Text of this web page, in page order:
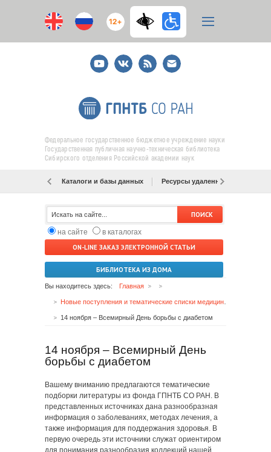
12+
YoutubeВКонтакте
RSS
E-
mail
подписка
Федеральное государственное бюджетное учреждение науки
Государственная публичная научно-техническая библиотека
Сибирского отделения Российской академии наук
Каталоги и базы данных Ресурсы удаленного доступа
на сайте
в каталогах
ON-LINE ЗАКАЗ ЭЛЕКТРОННОЙ СТАТЬИ
БИБЛИОТЕКА ИЗ ДОМА
Вы находитесь здесь: Главная
14 ноября – Всемирный День борьбы с диабетом
14 ноября – Всемирный День
борьбы с диабетом
Вашему вниманию предлагаются тематические
подборки литературы из фонда ГПНТБ СО РАН. В
представленных источниках дана разнообразная
информация о заболеваниях, методах лечения, а
также информация для поддержания здоровья. В
первую очередь эти источники служат ориентиром
для понимания разнообразия коллекций нашей